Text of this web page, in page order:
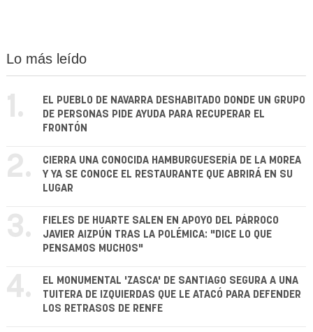
Lo más leído
1.
EL PUEBLO DE NAVARRA DESHABITADO DONDE UN GRUPO
DE PERSONAS PIDE AYUDA PARA RECUPERAR EL
FRONTÓN
2.
CIERRA UNA CONOCIDA HAMBURGUESERÍA DE LA MOREA
Y YA SE CONOCE EL RESTAURANTE QUE ABRIRÁ EN SU
LUGAR
3.
FIELES DE HUARTE SALEN EN APOYO DEL PÁRROCO
JAVIER AIZPÚN TRAS LA POLÉMICA: "DICE LO QUE
PENSAMOS MUCHOS"
4.
EL MONUMENTAL 'ZASCA' DE SANTIAGO SEGURA A UNA
TUITERA DE IZQUIERDAS QUE LE ATACÓ PARA DEFENDER
LOS RETRASOS DE RENFE